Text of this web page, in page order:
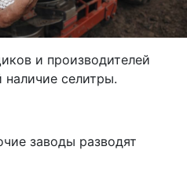
и производителей
селитры.
заводы разводят